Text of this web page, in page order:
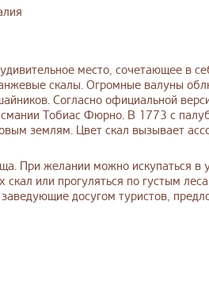
место, сочетающее в
скалы. Огромные валуны
Согласно официальной
Тобиас Фюрно. В 1773 с
землям. Цвет скал вызывает
При желании можно искупаться в
или прогуляться по густым
досугом туристов,